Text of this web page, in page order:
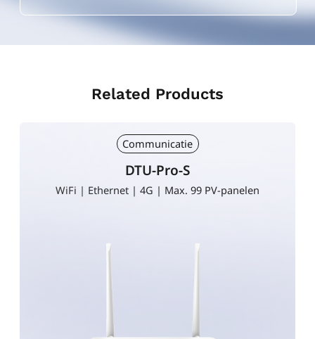
Related Products
Communicatie
DTU-WLite-S
WiFi | 4 Max. PV panels